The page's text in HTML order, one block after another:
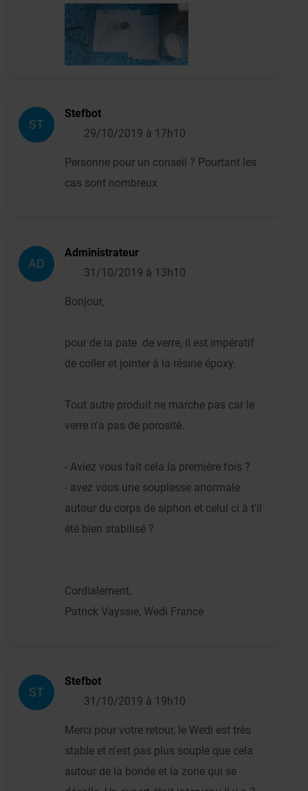
ST
Stefbot
29/10/2019 à 17h10
Personne pour un conseil ? Pourtant les
cas sont nombreux
AD
Administrateur
31/10/2019 à 13h10
Bonjour,
pour de la pate de verre, il est impératif
de coller et jointer à la résine époxy.
Tout autre produit ne marche pas car le
verre n'a pas de porosité.
- Aviez vous fait cela la première fois ?
- avez vous une souplesse anormale
autour du corps de siphon et celui ci à t'il
été bien stabilisé ?
Cordialement,
Patrick Vayssie, Wedi France
ST
Stefbot
31/10/2019 à 19h10
Merci pour votre retour, le Wedi est très
stable et n'est pas plus souple que cela
autour de la bonde et la zone qui se